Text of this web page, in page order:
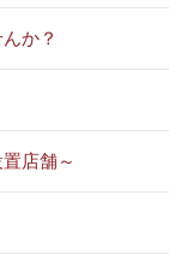
か？
店舗～